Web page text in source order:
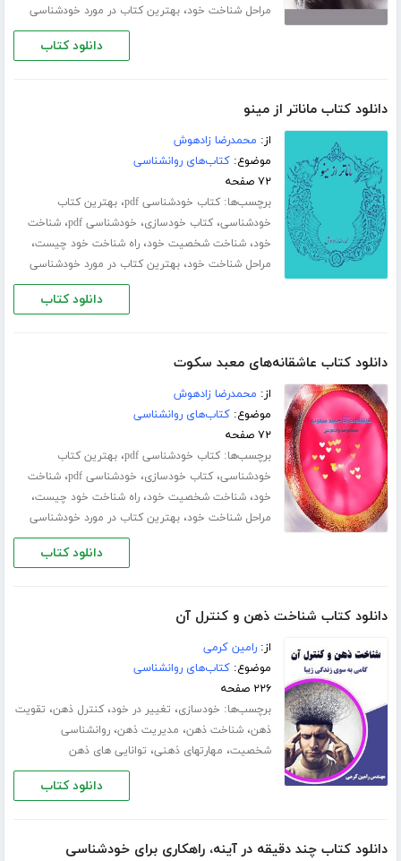
مراحل شناخت خود،بهترین کتاب در مورد خودشناسی
دانلود کتاب
دانلود کتاب ماناتر از مینو
از: محمدرضا زادهوش
موضوع:کتاب‌های روانشناسی
۷۲ صفحه
برچسب‌ها:کتاب خودشناسی pdf ،بهترین کتاب
خودشناسی،کتاب خودسازی، خودشناسی pdf ،شناخت
خود،شناخت شخصیت خود،راه شناخت خود چیست،
مراحل شناخت خود،بهترین کتاب در مورد خودشناسی
دانلود کتاب
دانلود کتاب عاشقانه‌های معبد سکوت
از: محمدرضا زادهوش
موضوع:کتاب‌های روانشناسی
۷۲ صفحه
برچسب‌ها:کتاب خودشناسی pdf ،بهترین کتاب
خودشناسی،کتاب خودسازی، خودشناسی pdf ،شناخت
خود،شناخت شخصیت خود،راه شناخت خود چیست،
مراحل شناخت خود،بهترین کتاب در مورد خودشناسی
دانلود کتاب
دانلود کتاب شناخت ذهن و کنترل آن
از:رامین کرمی
موضوع:کتاب‌های روانشناسی
۲۲۶ صفحه
برچسب‌ها: خودسازی، تغییر در خود،کنترل ذهن، تقویت
ذهن،شناخت ذهن، مدیریت ذهن،روانشناسی
شخصیت، مهارت­های ذهنی، توانایی های ذهن
دانلود کتاب
دانلود کتاب چند دقیقه در آینه، راهکاری برای خودشناسی